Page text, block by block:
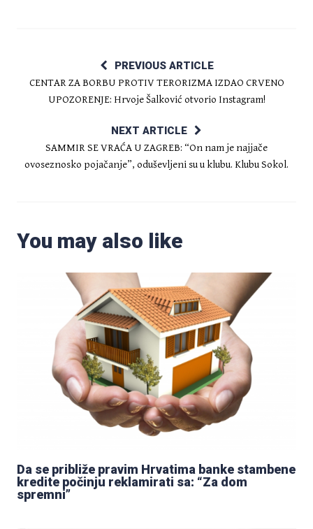
PREVIOUS ARTICLE
CENTAR ZA BORBU PROTIV TERORIZMA IZDAO CRVENO
UPOZORENJE: Hrvoje Šalković otvorio Instagram!
NEXT ARTICLE
SAMMIR SE VRAĆA U ZAGREB: “On nam je najjače
ovoseznosko pojačanje”, oduševljeni su u klubu. Klubu Sokol.
You may also like
Da se približe pravim Hrvatima banke stambene
kredite počinju reklamirati sa: “Za dom
spremni”